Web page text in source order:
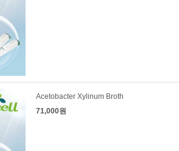
Acetobacter Xylinum Broth
71,000원